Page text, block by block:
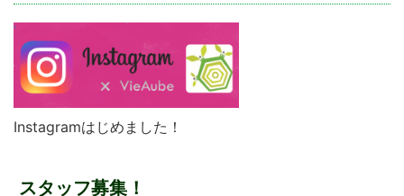
Instagramはじめました！
スタッフ募集！